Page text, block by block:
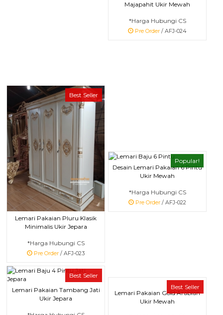
Majapahit Ukir Mewah
*Harga Hubungi CS
Pre Order / AFJ-024
Best Seller
Lemari Pakaian Pluru Klasik
Minimalis Ukir Jepara
*Harga Hubungi CS
Pre Order / AFJ-023
Popular!
Desain Lemari Pakaian 6 Pintu
Ukir Mewah
*Harga Hubungi CS
Pre Order / AFJ-022
Best Seller
Lemari Pakaian Tambang Jati
Ukir Jepara
Best Seller
Lemari Pakaian Gold Arabian
Ukir Mewah